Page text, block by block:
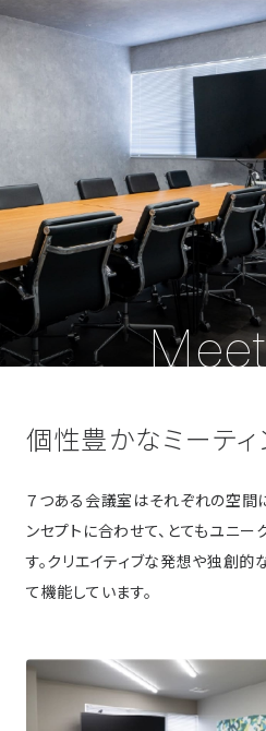
個性豊かなミーティ
７つある会議室はそれぞれの空間
ンセプトに合わせて、とてもユニ
す。クリエイティブな発想や独創的
て機能しています。